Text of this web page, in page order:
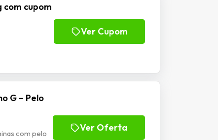
cupom
Ver Cupom
G – Pelo
com pelo
Ver Oferta